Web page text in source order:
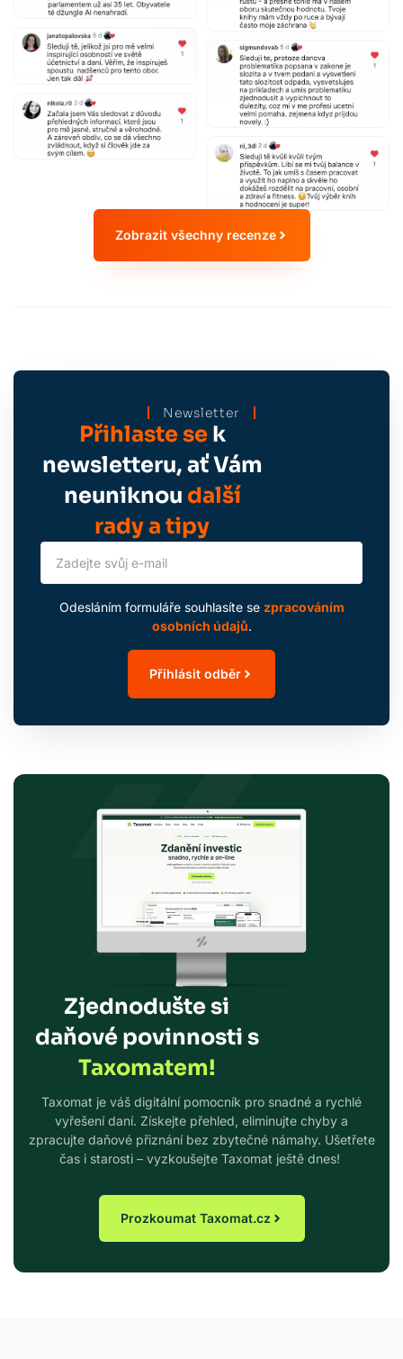
Zobrazit všechny recenze
Newsletter
Přihlaste sek
newsletteru, ať Vám
neuniknou další
rady a tipy
Odesláním formuláře souhlasíte se zpracováním
osobních údajů.
Přihlásit odběr
Zjednodušte si
daňové povinnosti s
Taxomatem!
Taxomat je váš digitální pomocník pro snadné a rychlé
vyřešení daní. Získejte přehled, eliminujte chyby a
zpracujte daňové přiznání bez zbytečné námahy. Ušetřete
čas i starosti – vyzkoušejte Taxomat ještě dnes!
Prozkoumat Taxomat.cz